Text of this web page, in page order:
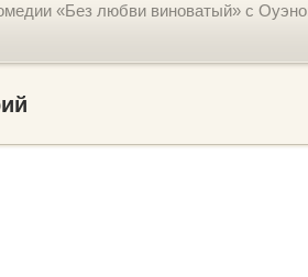
«Без любви виноватый» с